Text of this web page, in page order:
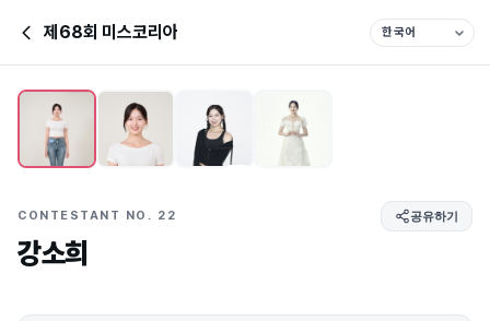
제68회 미스코리아
CONTESTANT NO. 22 공유하기
강소희